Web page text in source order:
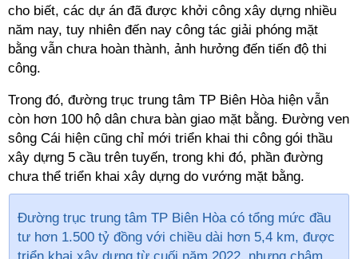
cho biết, các dự án đã được khởi công xây dựng nhiều
năm nay, tuy nhiên đến nay công tác giải phóng mặt
bằng vẫn chưa hoàn thành, ảnh hưởng đến tiến độ thi
công.
Trong đó, đường trục trung tâm TP Biên Hòa hiện vẫn
còn hơn 100 hộ dân chưa bàn giao mặt bằng. Đường ven
sông Cái hiện cũng chỉ mới triển khai thi công gói thầu
xây dựng 5 cầu trên tuyến, trong khi đó, phần đường
chưa thể triển khai xây dựng do vướng mặt bằng.
Đường trục trung tâm TP Biên Hòa có tổng mức đầu
tư hơn 1.500 tỷ đồng với chiều dài hơn 5,4 km, được